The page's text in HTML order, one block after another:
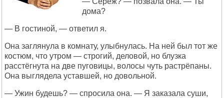
дома?
— В гостиной, — ответил я.
Она заглянула в комнату, улыбнулась. На ней был тот же
костюм, что утром — строгий, деловой, но блузка
расстёгнута на две пуговицы, волосы чуть растрёпаны.
Она выглядела уставшей, но довольной.
— Ужин будешь? — спросила она. — Я заказала суши,